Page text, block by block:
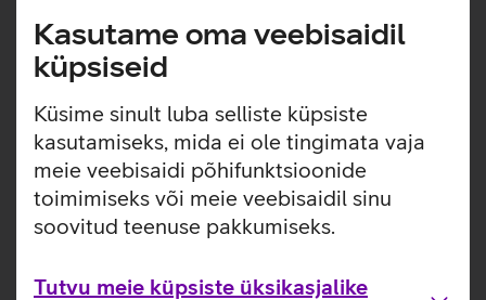
Kasutame oma veebisaidil
küpsiseid
Küsime sinult luba selliste küpsiste
kasutamiseks, mida ei ole tingimata vaja
meie veebisaidi põhifunktsioonide
toimimiseks või meie veebisaidil sinu
soovitud teenuse pakkumiseks.
Tutvu meie küpsiste üksikasjalike
teostatud õmblused tagavad meeldiva kandmiskogemuse,
samal ajal kui terasest pannal lisab disainile modernset
elegantsi. Aja jooksul muutub rihm veelgi kaunimaks,
kohandudes kandja randmega ja omandades isikupärase
karakteri.
Sobib Apple Watch mudelitele suuruses 38/40/41 mm,
sealhulgas SE mudelitele. Lisaks sobib antud kellarihm
Apple Watch Series 11 42 mm suurusele kellale.
Sobib randme ümbermõõdule 16–21 cm.